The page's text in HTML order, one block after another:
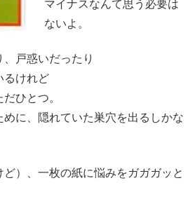
マイナスなんて思う必要は
ないよ。
戸惑いだったり
るけれど
ひとつ。
に、隠れていた巣穴を出るしかな
）、一枚の紙に悩みをガガガッと